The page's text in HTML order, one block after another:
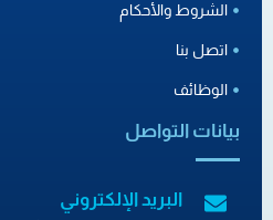
الشروط والأحكام
اتصل بنا
الوظائف
بيانات التواصل
البريد الإلكتروني